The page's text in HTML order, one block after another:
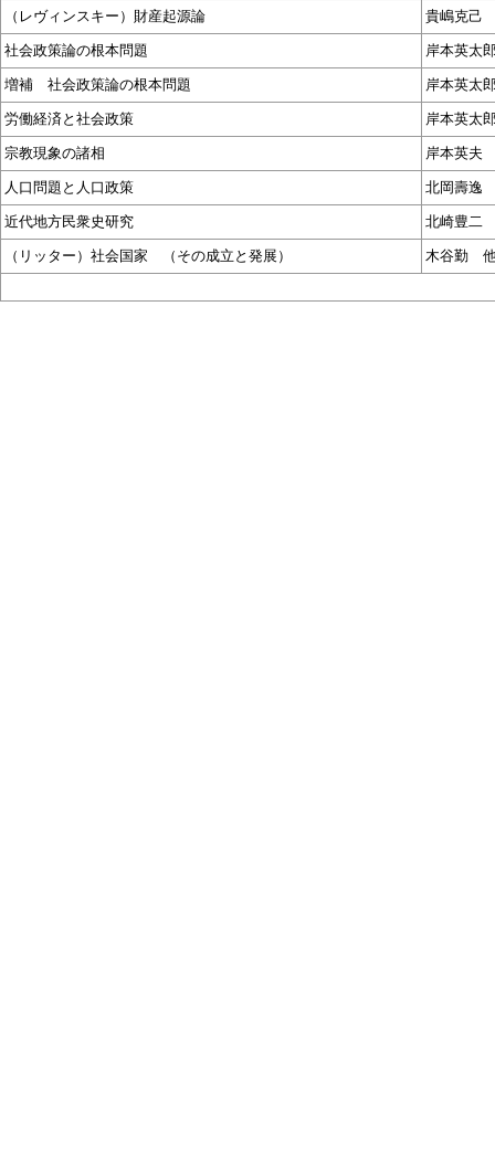
（レヴィンスキー）財産起源論 貴嶋克己
社会政策論の根本問題 岸本英太
増補 社会政策論の根本問題 岸本英太
労働経済と社会政策 岸本英太
宗教現象の諸相 岸本英夫
人口問題と人口政策 北岡壽逸
近代地方民衆史研究 北崎豊二
（リッター）社会国家 （その成立と発展） 木谷勤